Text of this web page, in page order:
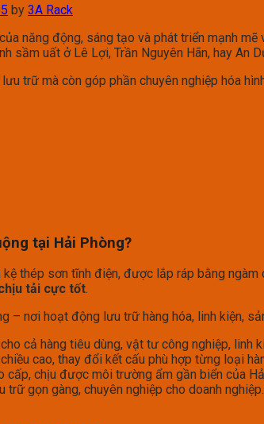
by 3A Rack
năng động, sáng tạo và phát triển mạnh
sầm uất ở Lê Lợi, Trần Nguyên Hãn, hay An
trữ mà còn góp phần chuyên nghiệp hóa
tại Hải Phòng?
thép sơn tĩnh điện, được lắp ráp bằng
tải cực tốt.
– nơi hoạt động lưu trữ hàng hóa, linh kiện,
cho cả hàng tiêu dùng, vật tư công nghiệp,
cao, thay đổi kết cấu phù hợp từng loại
cấp, chịu được môi trường ẩm gần biển của
trữ gọn gàng, chuyên nghiệp cho doanh nghiệp.